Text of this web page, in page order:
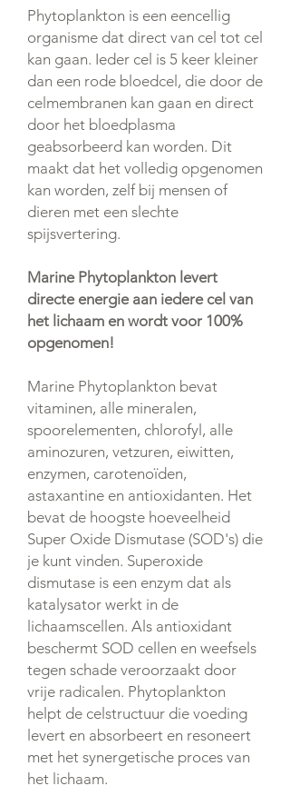
Phytoplankton is een eencellig
organisme dat direct van cel tot cel
kan gaan. Ieder cel is 5 keer kleiner
dan een rode bloedcel, die door de
celmembranen kan gaan en direct
door het bloedplasma
geabsorbeerd kan worden. Dit
maakt dat het volledig opgenomen
kan worden, zelf bij mensen of
dieren met een slechte
spijsvertering.
Marine Phytoplankton levert
directe energie aan iedere cel van
het lichaam en wordt voor 100%
opgenomen!
Marine Phytoplankton bevat
vitaminen, alle mineralen,
spoorelementen, chlorofyl, alle
aminozuren, vetzuren, eiwitten,
enzymen, carotenoïden,
astaxantine en antioxidanten. Het
bevat de hoogste hoeveelheid
Super Oxide Dismutase (SOD's) die
je kunt vinden. Superoxide
dismutase is een enzym dat als
katalysator werkt in de
lichaamscellen. Als antioxidant
beschermt SOD cellen en weefsels
tegen schade veroorzaakt door
vrije radicalen. Phytoplankton
helpt de celstructuur die voeding
levert en absorbeert en resoneert
met het synergetische proces van
het lichaam.